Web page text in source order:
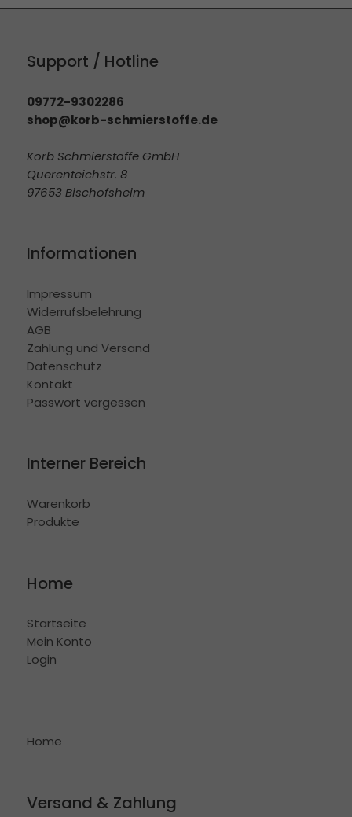
Support / Hotline
09772-9302286
shop@korb-schmierstoffe.de
Korb Schmierstoffe GmbH
Querenteichstr. 8
97653 Bischofsheim
Informationen
Impressum
Widerrufsbelehrung
AGB
Zahlung und Versand
Datenschutz
Kontakt
Passwort vergessen
Interner Bereich
Warenkorb
Produkte
Home
Startseite
Mein Konto
Login
Home
Versand & Zahlung